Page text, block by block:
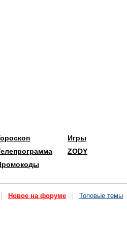
Игры
ZODY
Новое на форуме Топовые темы